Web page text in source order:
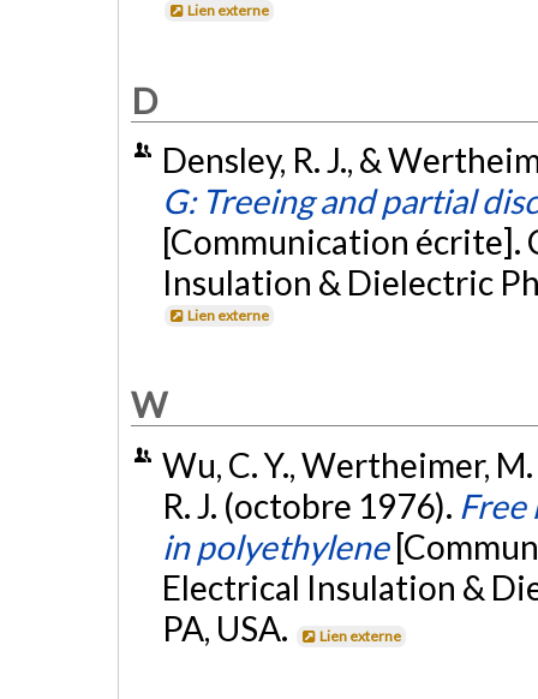
Lien externe
D
Densley, R. J., &
G: Treeing and partial
[Communication écrite].
Insulation & Dielectric
Lien externe
W
Wu, C. Y., Wertheimer, M.
R. J. (octobre 1976).
in polyethylene
Electrical Insulation &
PA, USA.
Lien externe